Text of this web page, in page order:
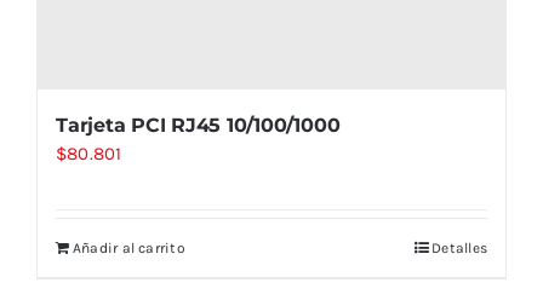
Tarjeta PCI RJ45 10/100/1000
$80.801
Añadir al carrito Detalles